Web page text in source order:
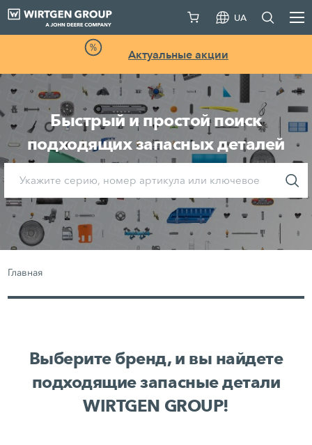
UA
Актуальные акции
Быстрый и простой поиск
подходящих запасных деталей
Главная
Выберите бренд, и вы найдете
подходящие запасные детали
WIRTGEN GROUP!